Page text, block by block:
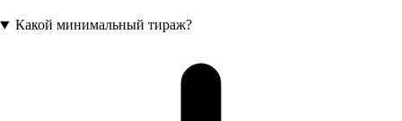
Какой минимальный тираж?